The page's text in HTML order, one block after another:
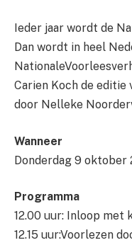
Ieder jaar wordt de
Dan wordt in heel
Carien Koch de editie
door Nelleke
Wanneer
Donderdag 9 oktober
Programma
12.00 uur: Inloop met
12.15 uur:Voorlezen